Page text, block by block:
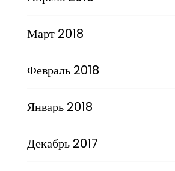
Март 2018
Февраль 2018
Январь 2018
Декабрь 2017